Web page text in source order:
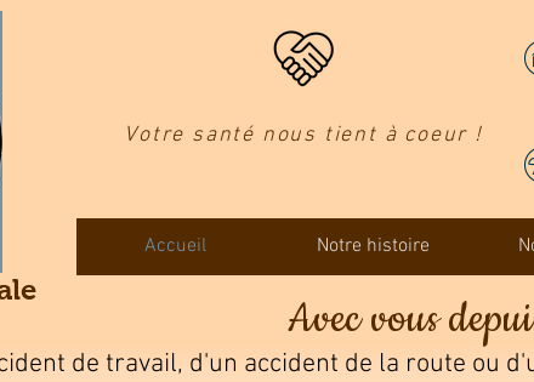
Accueil Notre histoire
Votre santé nous tient à coeur !
Avec vous
de travail, d'un accident de la route ou